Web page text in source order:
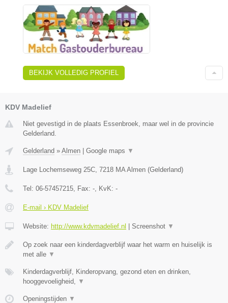
BEKIJK VOLLEDIG PROFIEL
KDV Madelief
Niet gevestigd in de plaats Essenbroek, maar wel in de provincie
Gelderland.
Gelderland » Almen | Google maps ▼
Lage Lochemseweg 25C 7218 MA Almen (Gelderland)
Tel: 06-57457215 , Fax: - , KvK: -
E-mail › KDV Madelief
Website: http://www.kdvmadelief.nl | Screenshot ▼
Op zoek naar een kinderdagverblijf waar het warm en huiselijk is
met alle ▼
Kinderdagverblijf, Kinderopvang, gezond eten en drinken,
hooggevoeligheid,
▼
Openingstijden ▼